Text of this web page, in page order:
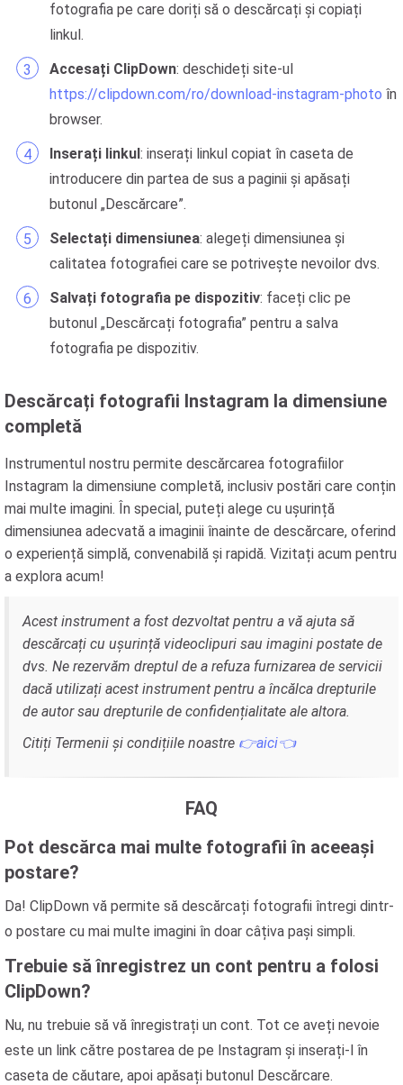
fotografia pe care doriți să o descărcați și copiați
linkul.
Accesați ClipDown: deschideți site-ul
https://clipdown.com/ro/download-instagram-photo în
browser.
Inserați linkul: inserați linkul copiat în caseta de
introducere din partea de sus a paginii și apăsați
butonul „Descărcare”.
Selectați dimensiunea: alegeți dimensiunea și
calitatea fotografiei care se potrivește nevoilor dvs.
Salvați fotografia pe dispozitiv: faceți clic pe
butonul „Descărcați fotografia” pentru a salva
fotografia pe dispozitiv.
Descărcați fotografii Instagram la dimensiune
completă
Instrumentul nostru permite descărcarea fotografiilor
Instagram la dimensiune completă, inclusiv postări care conțin
mai multe imagini. În special, puteți alege cu ușurință
dimensiunea adecvată a imaginii înainte de descărcare, oferind
o experiență simplă, convenabilă și rapidă. Vizitați acum pentru
a explora acum!
Acest instrument a fost dezvoltat pentru a vă ajuta să
descărcați cu ușurință videoclipuri sau imagini postate de
dvs. Ne rezervăm dreptul de a refuza furnizarea de servicii
dacă utilizați acest instrument pentru a încălca drepturile
de autor sau drepturile de confidențialitate ale altora.
Citiți Termenii și condițiile noastre 👉aici👈
FAQ
Pot descărca mai multe fotografii în aceeași
postare?
Da! ClipDown vă permite să descărcați fotografii întregi dintr-
o postare cu mai multe imagini în doar câțiva pași simpli.
Trebuie să înregistrez un cont pentru a folosi
ClipDown?
Nu, nu trebuie să vă înregistrați un cont. Tot ce aveți nevoie
este un link către postarea de pe Instagram și inserați-l în
caseta de căutare, apoi apăsați butonul Descărcare.